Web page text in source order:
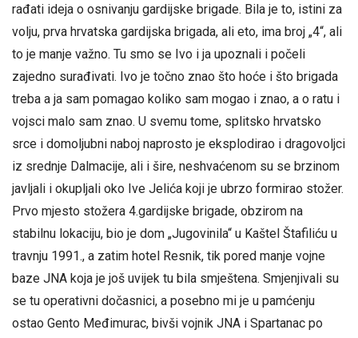
rađati ideja o osnivanju gardijske brigade. Bila je to, istini za
volju, prva hrvatska gardijska brigada, ali eto, ima broj „4“, ali
to je manje važno. Tu smo se Ivo i ja upoznali i počeli
zajedno surađivati. Ivo je točno znao što hoće i što brigada
treba a ja sam pomagao koliko sam mogao i znao, a o ratu i
vojsci malo sam znao. U svemu tome, splitsko hrvatsko
srce i domoljubni naboj naprosto je eksplodirao i dragovoljci
iz srednje Dalmacije, ali i šire, neshvaćenom su se brzinom
javljali i okupljali oko Ive Jelića koji je ubrzo formirao stožer.
Prvo mjesto stožera 4.gardijske brigade, obzirom na
stabilnu lokaciju, bio je dom „Jugovinila“ u Kaštel Štafiliću u
travnju 1991., a zatim hotel Resnik, tik pored manje vojne
baze JNA koja je još uvijek tu bila smještena. Smjenjivali su
se tu operativni dočasnici, a posebno mi je u pamćenju
ostao Gento Međimurac, bivši vojnik JNA i Spartanac po